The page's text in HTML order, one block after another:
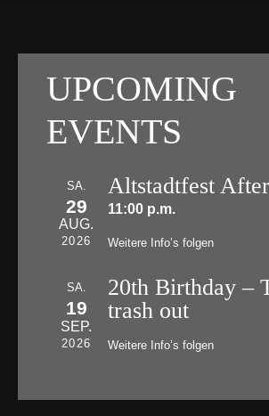
UPCOMING
EVENTS
SA.
29
AUG.
2026
Altstadtfest
11:00 p.m.
Weitere Info’s folgen
SA.
19
SEP.
2026
20th Birthday –
trash out
Weitere Info’s folgen